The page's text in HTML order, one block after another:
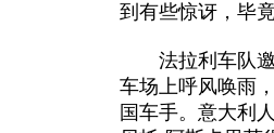
到有些惊讶，毕
法拉利车队邀
车场上呼风唤雨
国车手。意大利